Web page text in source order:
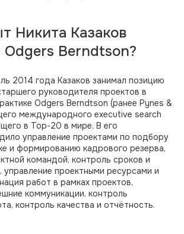
Никита Казаков
Odgers Berndtson?
2014 года Казаков занимал позицию
руководителя проектов в
Odgers Berndtson (ранее Pynes &
международного executive search
в Top-20 в мире. В его
управление проектами по подбору
и формированию кадрового резерва,
командой, контроль сроков и
управление проектными ресурсами и
работ в рамках проектов,
коммуникации, контроль
контроль качества и отчётность.